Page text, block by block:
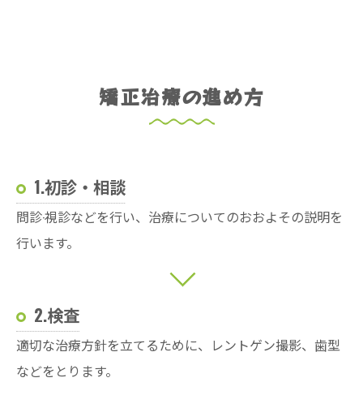
矯正治療の進め方
1.初診・相談
問診·視診などを行い、治療についてのおおよその説明を
行います。
2.検査
適切な治療方針を立てるために、レントゲン撮影、歯型
などをとります。